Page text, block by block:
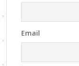
Email